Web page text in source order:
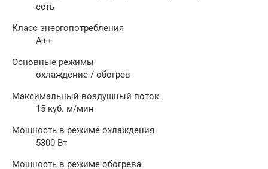
есть
Класс энергопотребления
A++
Основные режимы
охлаждение / обогрев
Максимальный воздушный поток
15 куб. м/мин
Мощность в режиме охлаждения
5300 Вт
Мощность в режиме обогрева